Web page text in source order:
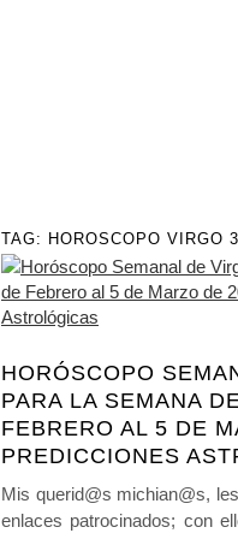
TAG: HOROSCOPO VIRGO
HORÓSCOPO
PARA LA SEMANA
FEBRERO AL 5 DE
PREDICCIONES
Mis querid@s michian@s,
enlaces patrocinados; con